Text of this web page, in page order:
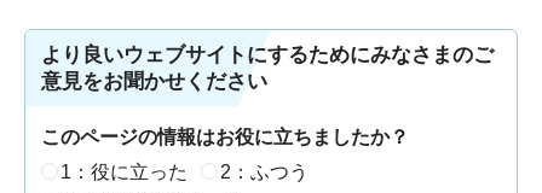
より良いウェブサイトにするためにみなさまのご
意見をお聞かせください
このページの情報はお役に立ちましたか？
1：役に立った
2：ふつう